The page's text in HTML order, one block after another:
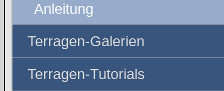
Anleitung
Terragen-Galerien
Terragen-Tutorials